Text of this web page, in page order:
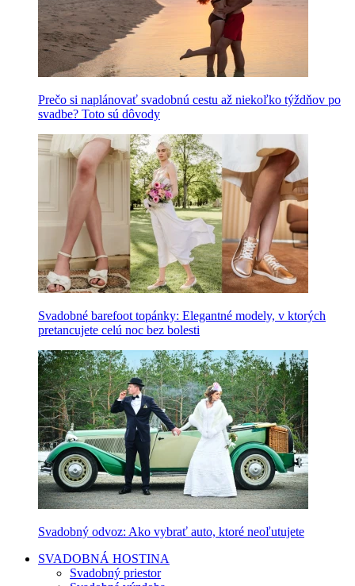
Prečo si naplánovať svadobnú cestu až niekoľko týždňov po
svadbe? Toto sú dôvody
Svadobné barefoot topánky: Elegantné modely, v ktorých
pretancujete celú noc bez bolesti
Svadobný odvoz: Ako vybrať auto, ktoré neoľutujete
SVADOBNÁ HOSTINA
Svadobný priestor